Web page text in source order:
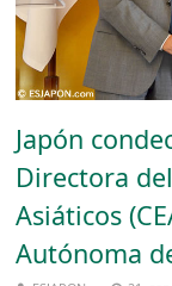
Japón
Directora
Asiáticos
Autónoma